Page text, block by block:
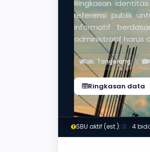
Ringkasan
referensi publik
informatif
administratif harus
Kab. Tangerang
Ringkasan data
SBU aktif (est.): 0 · 4